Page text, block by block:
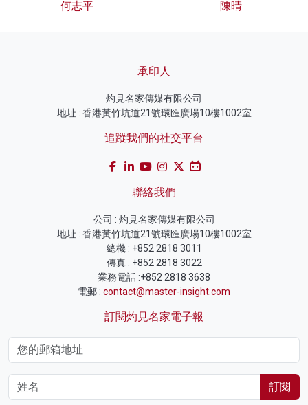
何志平 陳晴
承印人
灼見名家傳媒有限公司
地址 : 香港黃竹坑道21號環匯廣場10樓1002室
追蹤我們的社交平台
聯絡我們
公司 : 灼見名家傳媒有限公司
地址 : 香港黃竹坑道21號環匯廣場10樓1002室
總機 : +852 2818 3011
傳真 : +852 2818 3022
業務電話 :+852 2818 3638
電郵 : contact@master-insight.com
訂閱灼見名家電子報
訂閱